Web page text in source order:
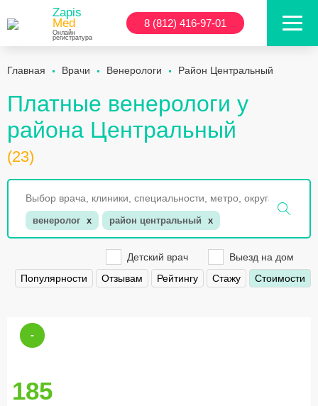
Zapis
Med
Онлайн
регистратура
8 (812) 416-97-01
Главная Врачи Венерологи Район Центральный
Платные венерологи у
района Центральный
(23)
венеролог x район центральный x
Детский врач
Выезд на дом
Популярности
Отзывам Рейтингу Стажу Стоимости
-
185